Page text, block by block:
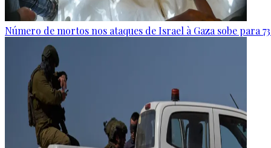
Número de mortos nos ataques de Israel à Gaza sobe para